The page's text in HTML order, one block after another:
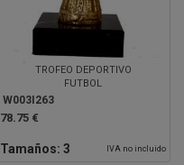
TROFEO DEPORTIVO
FUTBOL
W003I263
78.75 €
Tamaños: 3 IVA no incluido